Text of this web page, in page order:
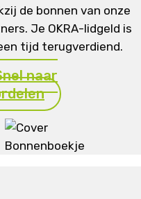
de bonnen van onze
Je OKRA-lidgeld is
tijd terugverdiend.
naar